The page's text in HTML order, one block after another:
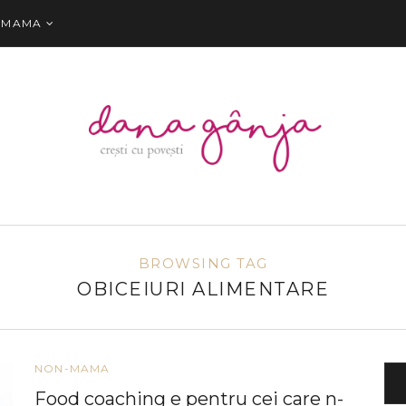
MAMA
BROWSING TAG
OBICEIURI ALIMENTARE
NON-MAMA
Food coaching e pentru cei care n-